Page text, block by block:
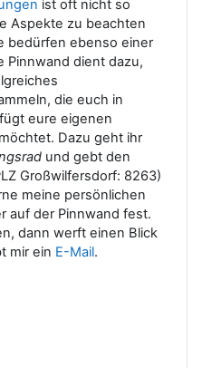
ist oft nicht so
Aspekte zu beachten
bedürfen ebenso einer
Pinnwand dient dazu,
die euch in
eure eigenen
Dazu geht ihr
und gebt den
Großwilfersdorf: 8263)
meine persönlichen
auf der Pinnwand fest.
dann werft einen Blick
mir ein E-Mail.